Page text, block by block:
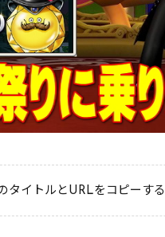
タイトルとURLをコピーする